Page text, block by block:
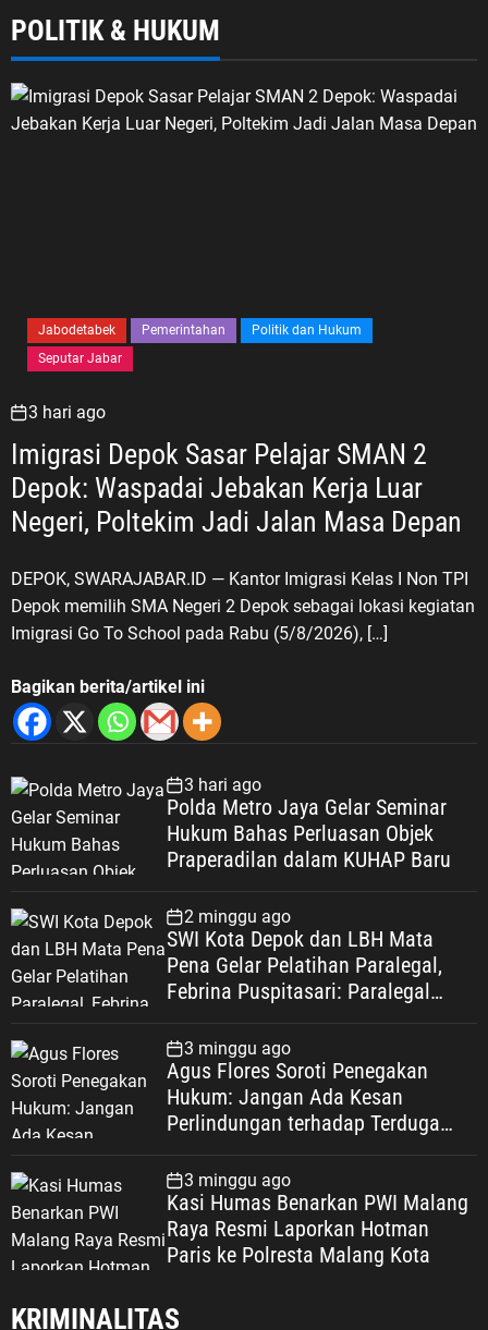
POLITIK & HUKUM
Jabodetabek Pemerintahan
Politik dan Hukum
Seputar Jabar
3 hari ago
Imigrasi Depok Sasar Pelajar SMAN 2
Depok: Waspadai Jebakan Kerja Luar
DEPOK, SWARAJABAR.ID — Kantor Imigrasi Kelas I Non TPI
Depok memilih SMA Negeri 2 Depok sebagai lokasi kegiatan
Imigrasi Go To School pada Rabu (5/8/2026), […]
Bagikan berita/artikel ini
3 hari ago
Polda Metro Jaya Gelar Seminar
Hukum Bahas Perluasan Objek
Praperadilan dalam KUHAP Baru
2 minggu ago
SWI Kota Depok dan LBH Mata
Pena Gelar Pelatihan Paralegal,
Febrina Puspitasari: Paralegal
Keadilan Warga Depok
3 minggu ago
Agus Flores Soroti Penegakan
Hukum: Jangan Ada Kesan
Perlindungan terhadap Terduga
Dipertaruhkan
3 minggu ago
Kasi Humas Benarkan PWI Malang
Raya Resmi Laporkan Hotman
Paris ke Polresta Malang Kota
KRIMINALITAS